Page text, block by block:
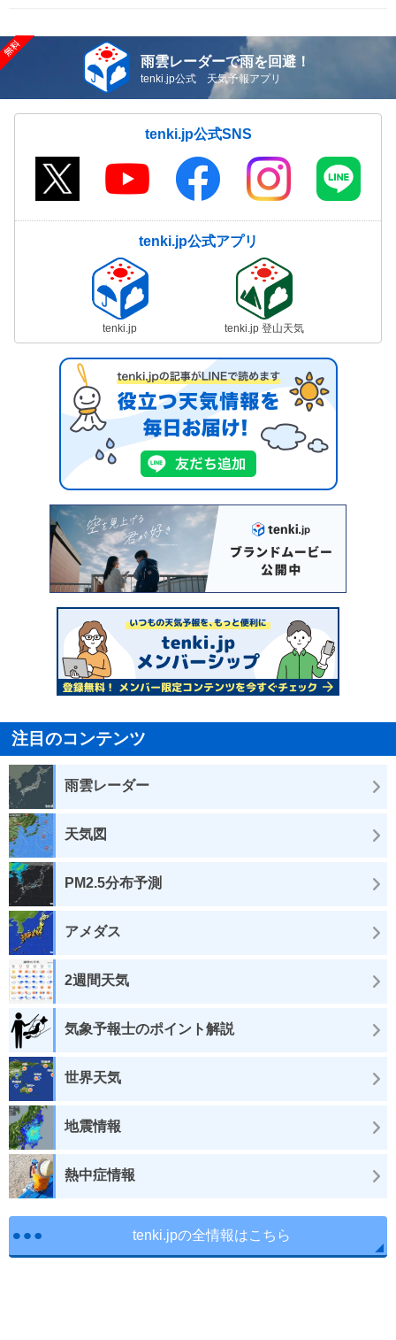
雨雲レーダーで雨を回避！
tenki.jp公式 天気予報アプリ
tenki.jp公式SNS
tenki.jp公式アプリ
tenki.jp tenki.jp 登山天気
注目のコンテンツ
雨雲レーダー
天気図
PM2.5分布予測
アメダス
2週間天気
気象予報士のポイント解説
世界天気
地震情報
熱中症情報
tenki.jpの全情報はこちら